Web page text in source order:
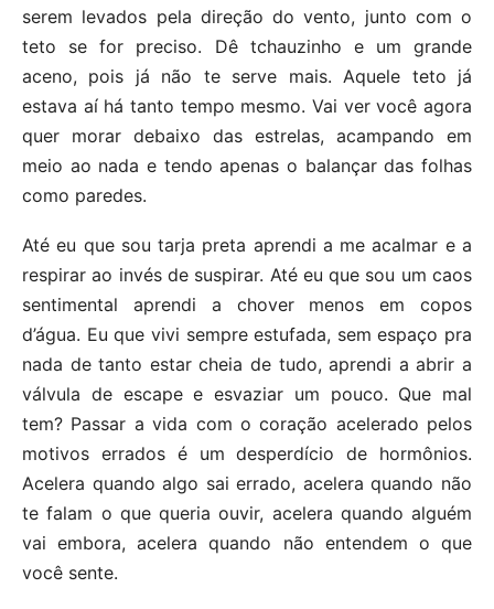
serem levados pela direção do vento, junto com o
teto se for preciso. Dê tchauzinho e um grande
aceno, pois já não te serve mais. Aquele teto já
estava aí há tanto tempo mesmo. Vai ver você agora
quer morar debaixo das estrelas, acampando em
meio ao nada e tendo apenas o balançar das folhas
como paredes.
Até eu que sou tarja preta aprendi a me acalmar e a
respirar ao invés de suspirar. Até eu que sou um caos
sentimental aprendi a chover menos em copos
d’água. Eu que vivi sempre estufada, sem espaço pra
nada de tanto estar cheia de tudo, aprendi a abrir a
válvula de escape e esvaziar um pouco. Que mal
tem? Passar a vida com o coração acelerado pelos
motivos errados é um desperdício de hormônios.
Acelera quando algo sai errado, acelera quando não
te falam o que queria ouvir, acelera quando alguém
vai embora, acelera quando não entendem o que
você sente.